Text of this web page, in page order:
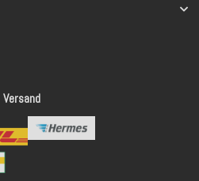
Versand